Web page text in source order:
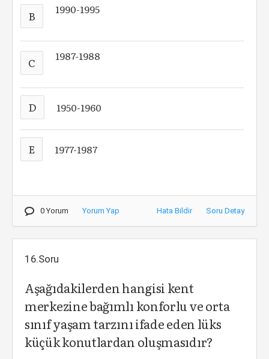
B 1990-1995
C 1987-1988
D 1950-1960
E 1977-1987
0 Yorum Yorum Yap Hata Bildir Soru Detay
16.Soru
Aşağıdakilerden hangisi kent
merkezine bağımlı konforlu ve orta
sınıf yaşam tarzını ifade eden lüks
küçük konutlardan oluşmasıdır?